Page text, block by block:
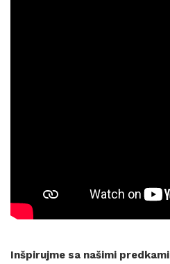
Inšpirujme sa našimi predkami